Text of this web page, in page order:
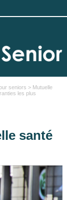
seniors > Mutuelle
les plus
santé